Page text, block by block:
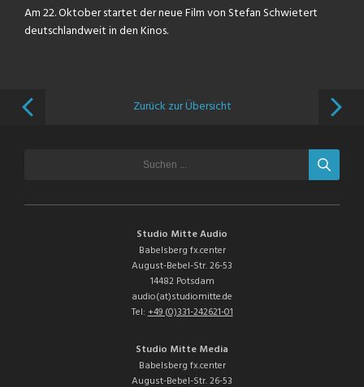
Am 22. Oktober startet der neue Film von Stefan Schwietert
deutschlandweit in den Kinos.
Zurück zur Übersicht
Studio Mitte Audio
Babelsberg fx.center
August-Bebel-Str. 26-53
14482 Potsdam
audio(at)studiomitte.de
Tel:+49 (0)331-242621-01
Studio Mitte Media
Babelsberg fx.center
August-Bebel-Str. 26-53